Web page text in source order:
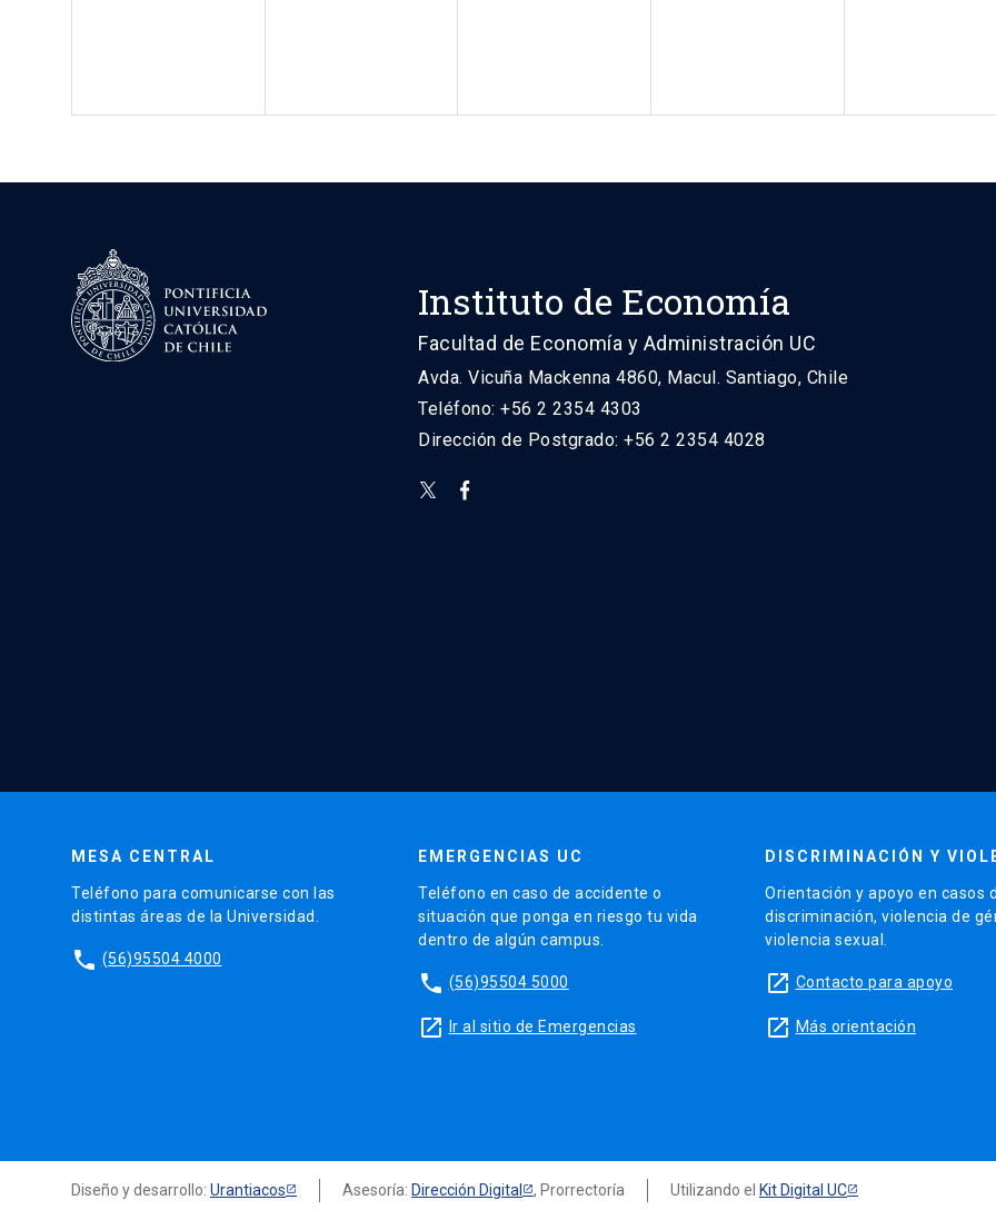
Instituto de Economía
Facultad de Economía y Administración UC
Avda. Vicuña Mackenna 4860, Macul. Santiago, Chile
Teléfono: +56 2 2354 4303
Dirección de Postgrado: +56 2 2354 4028
MESA CENTRAL
Teléfono para comunicarse con las
distintas áreas de la Universidad.
phone (56)95504 4000
EMERGENCIAS UC
Teléfono en caso de accidente o
situación que ponga en riesgo tu vida
dentro de algún campus.
phone (56)95504 5000
launch Ir al sitio de Emergencias
DISCRIMINACIÓN Y
Orientación y apoyo en casos
discriminación, violencia de
violencia sexual.
launch Contacto para apoyo
launch Más orientación
Diseño y desarrollo: Urantiacos Asesoría: Dirección Digital , Prorrectoría Utilizando el Kit Digital UC